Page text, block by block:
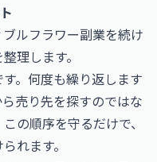
ルフラワー副業を続け
理します。
。何度も繰り返します
売り先を探すのではな
の順序を守るだけで、
れます。